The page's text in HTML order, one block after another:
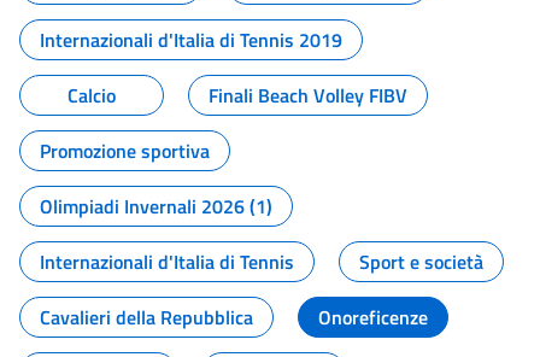
Internazionali d'Italia di Tennis 2019
Calcio
Finali Beach Volley FIBV
Promozione sportiva
Olimpiadi Invernali 2026 (1)
Internazionali d'Italia di Tennis
Sport e società
Cavalieri della Repubblica
Onoreficenze